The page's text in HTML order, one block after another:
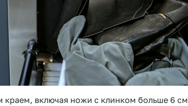
краем, включая ножи с клинком больше 6